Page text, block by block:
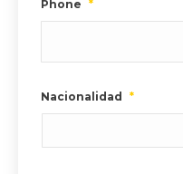
Phone *
Nacionalidad *